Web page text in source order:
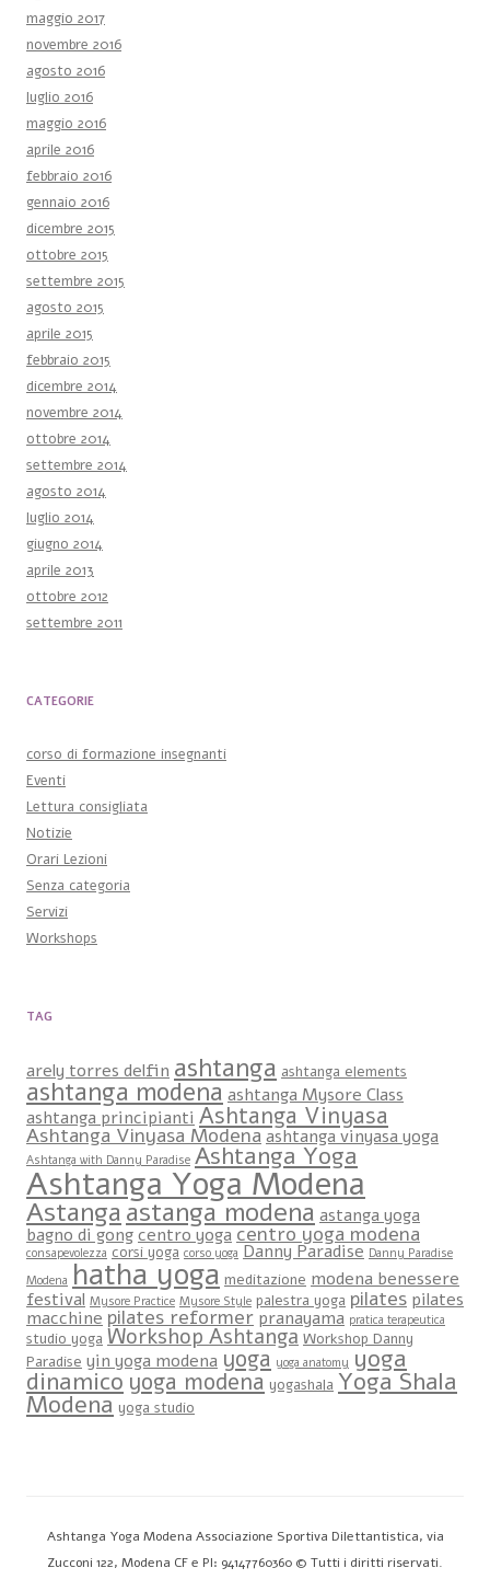
maggio 2017
novembre 2016
agosto 2016
luglio 2016
maggio 2016
aprile 2016
febbraio 2016
gennaio 2016
dicembre 2015
ottobre 2015
settembre 2015
agosto 2015
aprile 2015
febbraio 2015
dicembre 2014
novembre 2014
ottobre 2014
settembre 2014
agosto 2014
luglio 2014
giugno 2014
aprile 2013
ottobre 2012
settembre 2011
CATEGORIE
corso di formazione insegnanti
Eventi
Lettura consigliata
Notizie
Orari Lezioni
Senza categoria
Servizi
Workshops
TAG
arely torres delfin ashtanga ashtanga elements
ashtanga modenaashtanga Mysore Class
ashtanga principianti Ashtanga Vinyasa
Ashtanga Vinyasa Modenaashtanga vinyasa yoga
Ashtanga with Danny Paradise Ashtanga Yoga
Ashtanga Yoga Modena
Astangaastanga modena astanga yoga
bagno di gongcentro yogacentro yoga modena
consapevolezza corsi yoga corso yoga Danny Paradise Danny Paradise
Modena hatha yoga meditazione modena benessere
festival Mysore Practice Mysore Style palestra yoga pilates pilates
macchine pilates reformer pranayama pratica terapeutica
studio yoga Workshop Ashtanga Workshop Danny
Paradise yin yoga modena yoga yoga anatomy yoga
dinamico yoga modena yogashala Yoga Shala
Modena yoga studio
Ashtanga Yoga Modena Associazione Sportiva Dilettantistica, via
Zucconi 122, Modena CF e PI: 94147760360 © Tutti i diritti riservati.